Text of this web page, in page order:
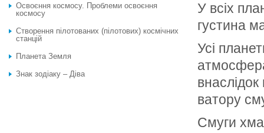
У всіх
густина
Усі
ватору
Смуги
Освоєння космосу. Проблеми освоєння
космосу
Створення пілотованих (пілотових) космічних
станцій
Планета Земля
Знак зодіаку – Діва